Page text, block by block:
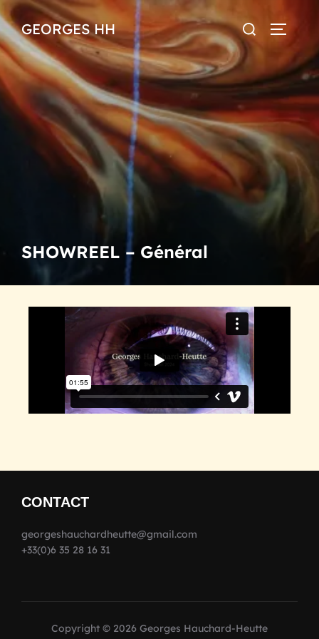
GEORGES HH
SHOWREEL – Général
CONTACT
georgeshauchardheutte@gmail.com
+33(0)6 35 28 16 31
Copyright © 2026 Georges Hauchard-Heutte